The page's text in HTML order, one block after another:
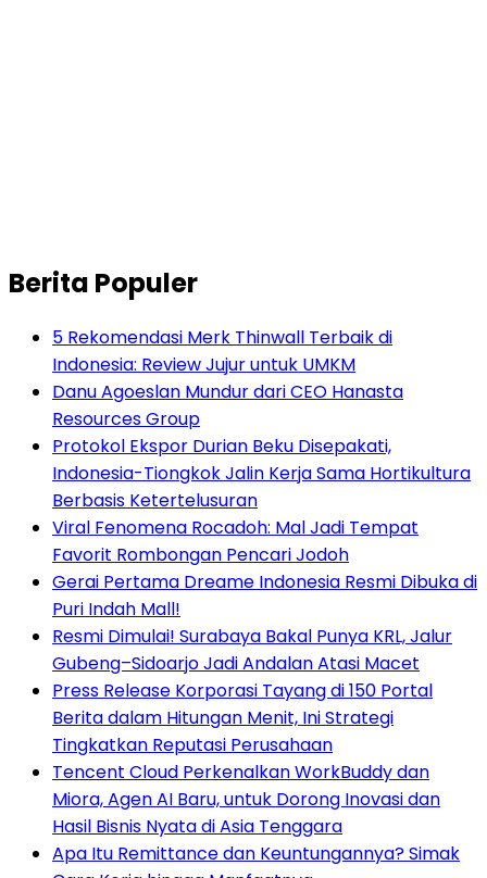
Berita Populer
5 Rekomendasi Merk Thinwall Terbaik di
Indonesia: Review Jujur untuk UMKM
Danu Agoeslan Mundur dari CEO Hanasta
Resources Group
Protokol Ekspor Durian Beku Disepakati,
Indonesia-Tiongkok Jalin Kerja Sama Hortikultura
Berbasis Ketertelusuran
Viral Fenomena Rocadoh: Mal Jadi Tempat
Favorit Rombongan Pencari Jodoh
Gerai Pertama Dreame Indonesia Resmi Dibuka di
Puri Indah Mall!
Resmi Dimulai! Surabaya Bakal Punya KRL, Jalur
Gubeng–Sidoarjo Jadi Andalan Atasi Macet
Press Release Korporasi Tayang di 150 Portal
Berita dalam Hitungan Menit, Ini Strategi
Tingkatkan Reputasi Perusahaan
Tencent Cloud Perkenalkan WorkBuddy dan
Miora, Agen AI Baru, untuk Dorong Inovasi dan
Hasil Bisnis Nyata di Asia Tenggara
Apa Itu Remittance dan Keuntungannya? Simak